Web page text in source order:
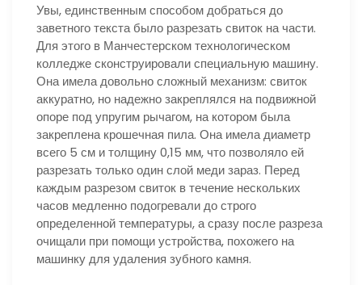
Увы, единственным способом добраться до
заветного текста было разрезать свиток на части.
Для этого в Манчестерском технологическом
колледже сконструировали специальную машину.
Она имела довольно сложный механизм: свиток
аккуратно, но надежно закреплялся на подвижной
опоре под упругим рычагом, на котором была
закреплена крошечная пила. Она имела диаметр
всего 5 см и толщину 0,15 мм, что позволяло ей
разрезать только один слой меди зараз. Перед
каждым разрезом свиток в течение нескольких
часов медленно подогревали до строго
определенной температуры, а сразу после разреза
очищали при помощи устройства, похожего на
машинку для удаления зубного камня.